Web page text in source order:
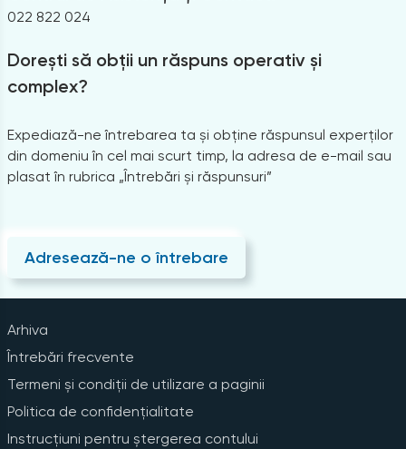
022 822 024
Dorești să obții un răspuns operativ și
complex?
Expediază-ne întrebarea ta și obține răspunsul experților
din domeniu în cel mai scurt timp, la adresa de e-mail sau
plasat în rubrica „Întrebări și răspunsuri”
Adresează-ne o întrebare
Arhiva
Întrebări frecvente
Termeni și condiții de utilizare a paginii
Politica de confidențialitate
Instrucțiuni pentru ștergerea contului